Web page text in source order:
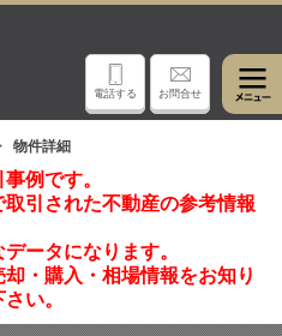
電話する お問合せ
物件詳細
例です。
引された不動産の参考情報
ータになります。
・購入・相場情報をお知り
い。